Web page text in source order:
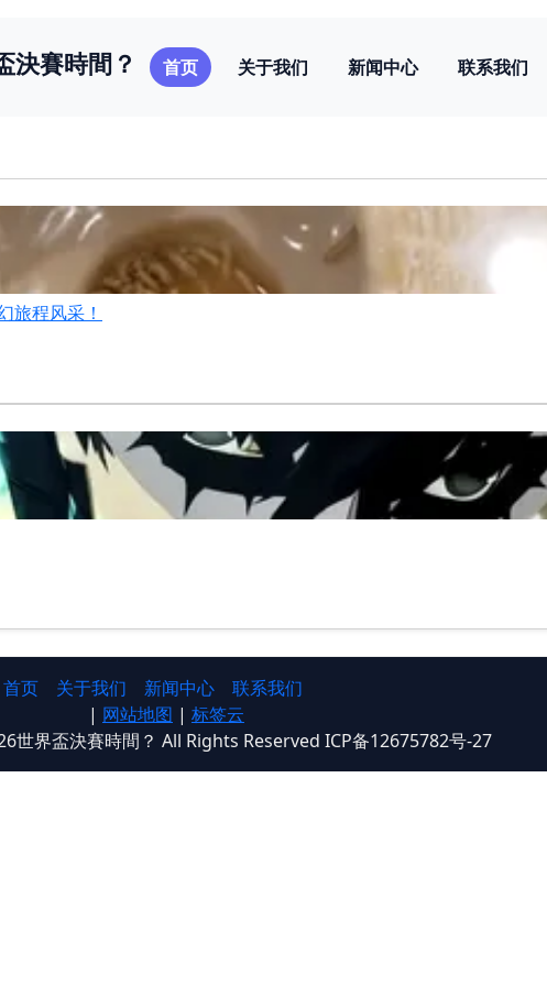
決賽時間？ 首页 关于我们 新闻中心 联系我们
旅程风采！
首页 关于我们 新闻中心
联系我们
| 网站地图 | 标签云
世界盃決賽時間？ All Rights Reserved ICP备12675782号-27